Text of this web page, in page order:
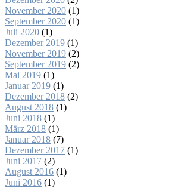
November 2020 (1)
September 2020 (1)
Juli 2020 (1)
Dezember 2019 (1)
November 2019 (2)
September 2019 (2)
Mai 2019 (1)
Januar 2019 (1)
Dezember 2018 (2)
August 2018 (1)
Juni 2018 (1)
März 2018 (1)
Januar 2018 (7)
Dezember 2017 (1)
Juni 2017 (2)
August 2016 (1)
Juni 2016 (1)